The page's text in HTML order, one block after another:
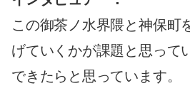
この御茶ノ水界隈と神保町
げていくかが課題と思って
できたらと思っています。